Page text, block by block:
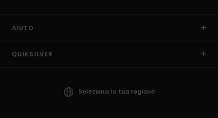
AIUTO
QUIKSILVER
Seleziona la tua regione